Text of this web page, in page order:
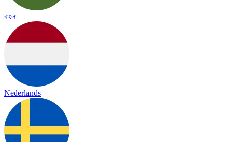
বাংলা
Nederlands